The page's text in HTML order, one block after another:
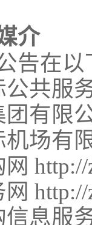
介
告在
共服
有限
场有
http://
息服